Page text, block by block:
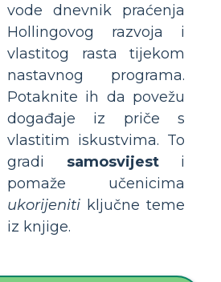
vode dnevnik praćenja
Hollingovog razvoja i
vlastitog rasta tijekom
nastavnog programa.
Potaknite ih da povežu
događaje iz priče s
vlastitim iskustvima. To
gradi samosvijesti
pomaže učenicima
ukorijeniti ključne teme
iz knjige.